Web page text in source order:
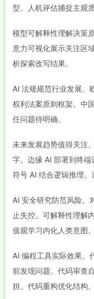
型。人机评估捕捉主观质
模型可解释性理解决策
意力可视化展示关注区
析探索改写结果。
AI 法规规范行业发展。
权利法案原则框架。中
任问题待明确。
未来发展趋势值得关注
字。边缘 AI 部署到终
符号 AI 结合逻辑推理。
AI 安全研究防范风险。
止失控。可解释性理解
值观学习内化人类意图。
AI 编程工具实际效果。
前发现问题。代码审查
担。代码重构优化结构。